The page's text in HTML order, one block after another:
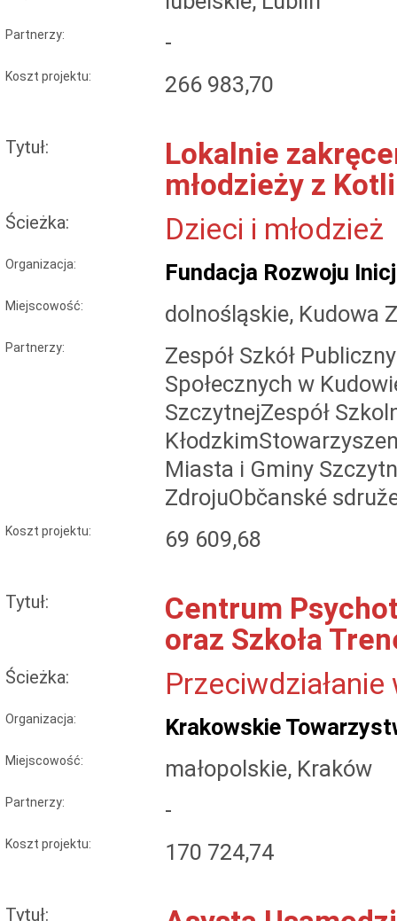
Partnerzy: -
Koszt projektu: 266 983,70
Tytuł:
Lokalnie
młodzieży z
Ścieżka: Dzieci i młodzież
Organizacja: Fundacja Rozwoju
Miejscowość: dolnośląskie, Kudowa
Partnerzy:
Zespół Szkół
Społecznych w
SzczytnejZespół
Miasta i Gminy
ZdrojuObčanské
Koszt projektu: 69 609,68
Tytuł:
Centrum
oraz Szkoła
Ścieżka:
Organizacja: Krakowskie
Miejscowość: małopolskie, Kraków
Partnerzy: -
Koszt projektu: 170 724,74
Tytuł: